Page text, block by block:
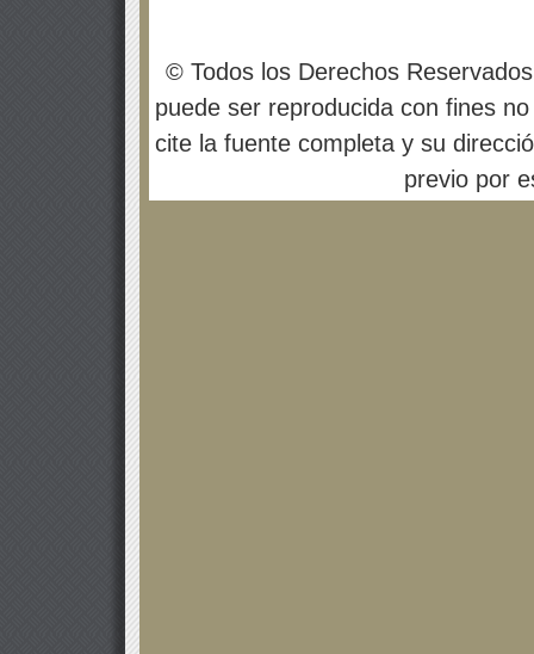
© Todos los Derechos
puede ser reproducida con fines
cite la fuente completa y su
previo por